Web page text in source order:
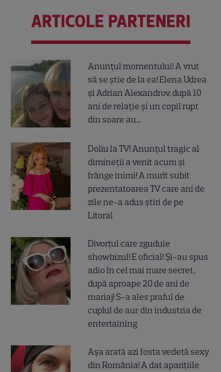
ARTICOLE PARTENERI
Anunțul momentului! A vrut
să se știe de la ea! Elena Udrea
și Adrian Alexandrov, după 10
ani de relație și un copil rupt
din soare au...
Doliu la TV! Anunțul tragic al
dimineții a venit acum și
frânge inimi! A murit subit
prezentatoarea TV care ani de
zile ne-a adus știri de pe
Litoral
Divorțul care zguduie
showbizul! E oficial! Și-au spus
adio în cel mai mare secret,
după aproape 20 de ani de
mariaj! S-a ales praful de
cuplul de aur din industria de
entertaining
Așa arată azi fosta vedetă sexy
din România! A dat aparițiile